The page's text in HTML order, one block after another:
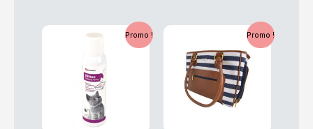
Promo !
initial
12,99 €.
Le
Promo !
prix
initial
était :
Le